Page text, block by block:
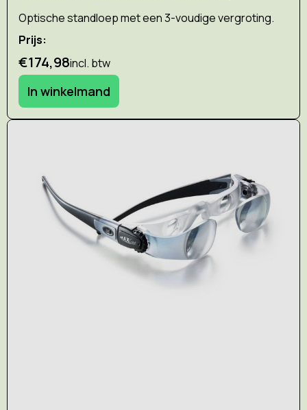
Optische standloep met een 3-voudige vergroting.
Prijs:
€174,98incl. btw
In winkelmand